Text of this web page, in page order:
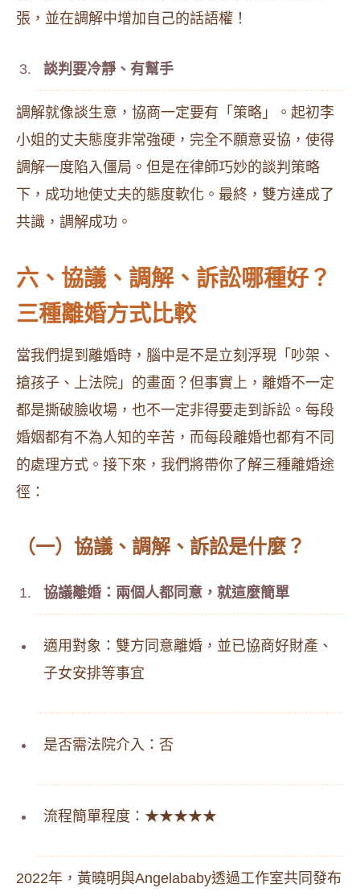
張，並在調解中增加自己的話語權！
談判要冷靜、有幫手
調解就像談生意，協商一定要有「策略」。起初李
小姐的丈夫態度非常強硬，完全不願意妥協，使得
調解一度陷入僵局。但是在律師巧妙的談判策略
下，成功地使丈夫的態度軟化。最終，雙方達成了
共識，調解成功。
六、協議、調解、訴訟哪種好？
三種離婚方式比較
當我們提到離婚時，腦中是不是立刻浮現「吵架、
搶孩子、上法院」的畫面？但事實上，離婚不一定
都是撕破臉收場，也不一定非得要走到訴訟。每段
婚姻都有不為人知的辛苦，而每段離婚也都有不同
的處理方式。接下來，我們將帶你了解三種離婚途
徑：
（一）協議、調解、訴訟是什麼？
協議離婚：兩個人都同意，就這麼簡單
適用對象：雙方同意離婚，並已協商好財產、
子女安排等事宜
是否需法院介入：否
流程簡單程度：★★★★★
2022年，黃曉明與Angelababy透過工作室共同發布